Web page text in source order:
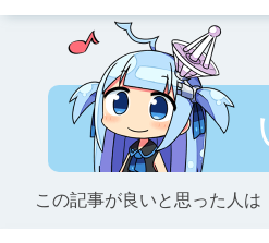
この記事が良いと思った人は